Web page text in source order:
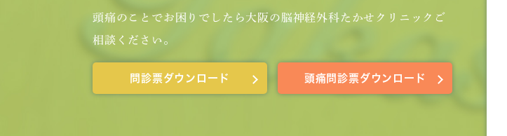
頭痛のことでお困りでしたら大阪の脳神経外科たかせクリニックご
相談ください。
問診票ダウンロード 頭痛問診票ダウンロード